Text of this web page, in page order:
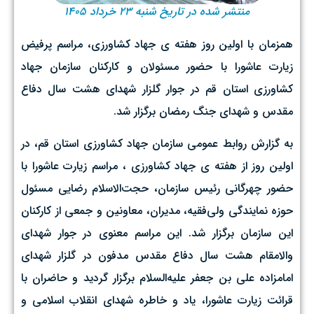
منتشر شده در تاریخ شنبه ۲۳ خرداد ۱۴۰۵
همزمان با اولین روز هفته ی جهاد کشاورزی، مراسم پرفیض
زیارت عاشورا با حضور مسئولان و کارکنان سازمان جهاد
کشاورزی استان قم در جوار گلزار شهدای هشت سال دفاع
مقدس و شهدای جنگ رمضان برگزار شد.
به گزارش روابط عمومی سازمان جهاد کشاورزی استان قم، در
اولین روز از هفته ی جهاد کشاورزی ، مراسم زیارت عاشورا با
حضور چهرگانی رئیس سازمان، حجت‌الاسلام رضایی مسئول
حوزه نمایندگی ولی‌فقیه، مدیران، معاونین و جمعی از کارکنان
این سازمان برگزار شد. این مراسم معنوی در جوار شهدای
والامقام هشت سال دفاع مقدس مدفون در گلزار شهدای
امامزاده علی بن جعفر علیه‌السلام برگزار گردید و حاضران با
قرائت زیارت عاشورا، یاد و خاطره شهدای انقلاب اسلامی و